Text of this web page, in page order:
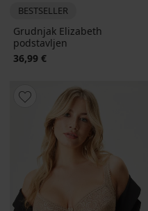
BESTSELLER
Grudnjak Elizabeth
podstavljen
36,99 €